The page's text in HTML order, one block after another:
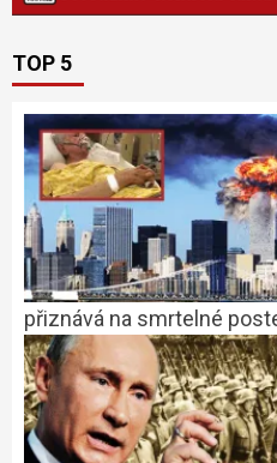
TOP 5
přiznává na smrtelné